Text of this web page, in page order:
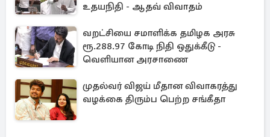
உதயநிதி - ஆதவ் விவாதம்
வறட்சியை சமாளிக்க தமிழக அரசு
ரூ.288.97 கோடி நிதி ஒதுக்கீடு -
வெளியான அரசாணை
முதல்வர் விஜய் மீதான விவாகரத்து
வழக்கை திரும்ப பெற்ற சங்கீதா